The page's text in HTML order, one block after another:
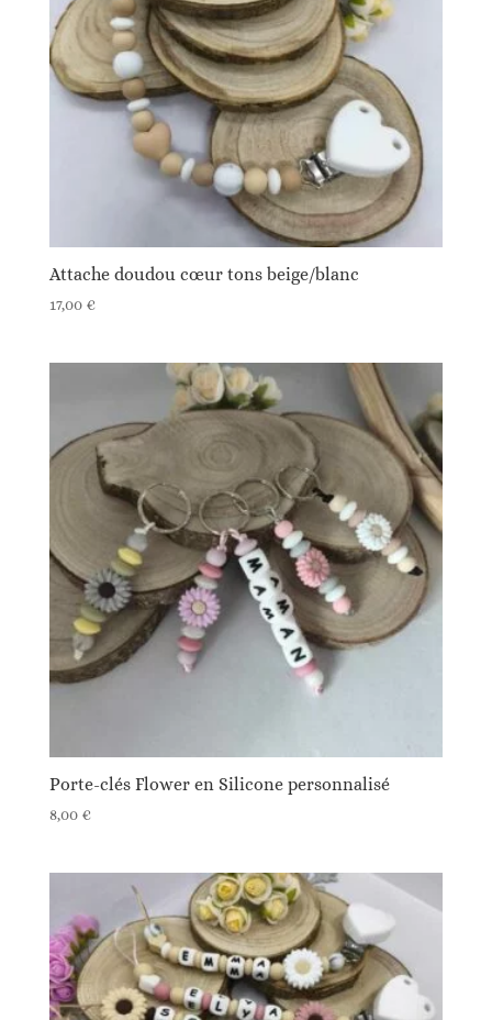
Attache doudou cœur tons beige/blanc
17,00 €
Porte-clés Flower en Silicone personnalisé
8,00 €